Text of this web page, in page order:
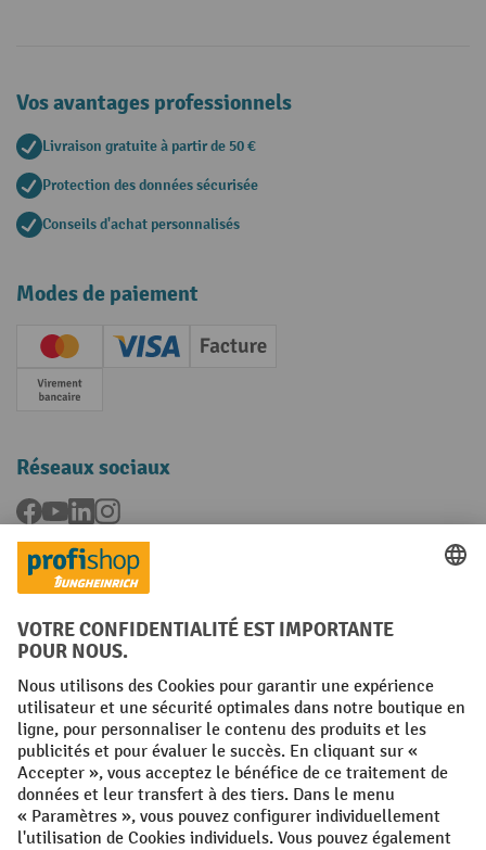
Vos avantages professionnels
Livraison gratuite à partir de 50 €
Protection des données sécurisée
Conseils d'achat personnalisés
Modes de paiement
Creditcard (Master)Creditcard (Visa)
Facture
Paiement anticipé
Réseaux sociaux
Facebook
YouTubeLinkedInInstagram
Langues
FR NL
Conditions générales Mentions légales
Protection des Données Politique de cookies
All prices excl. VAT plusshipping costsand possible delivery charges,